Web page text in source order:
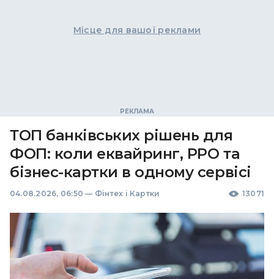
Місце для вашої реклами
ТОП банківських рішень для
ФОП: коли еквайринг, РРО та
бізнес-картки в одному сервісі
04.08.2026, 06:50 — Фінтех і Картки 13071